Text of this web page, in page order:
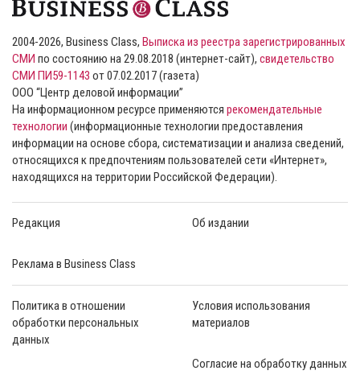
2004-2026, Business Class, Выписка из реестра зарегистрированных
СМИ по состоянию на 29.08.2018 (интернет-сайт), свидетельство
СМИ ПИ59-1143 от 07.02.2017 (газета)
ООО “Центр деловой информации”
На информационном ресурсе применяются рекомендательные
технологии (информационные технологии предоставления
информации на основе сбора, систематизации и анализа сведений,
относящихся к предпочтениям пользователей сети «Интернет»,
находящихся на территории Российской Федерации).
Редакция Об издании
Реклама в Business Class
Политика в отношении
обработки персональных
данных
Условия использования
материалов
Согласие на обработку данных